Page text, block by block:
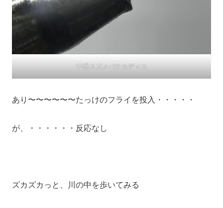
12番スズメバチカディス
あり〜〜〜〜〜〜たっけのフライを投入・・・・・
が、・・・・・・反応なし
ズカズカっと、川の中を歩いてみる